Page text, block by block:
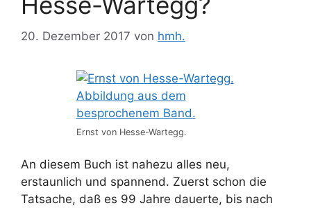
20. Dezember 2017 von hmh.
Ernst von Hesse-Wartegg.
An diesem Buch ist nahezu alles neu,
erstaunlich und spannend. Zuerst schon die
Tatsache, daß es 99 Jahre dauerte, bis nach